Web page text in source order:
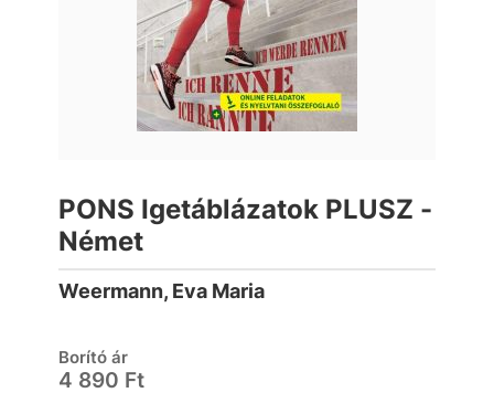
PONS Igetáblázatok PLUSZ -
Német
Weermann, Eva Maria
Borító ár
4 890 Ft